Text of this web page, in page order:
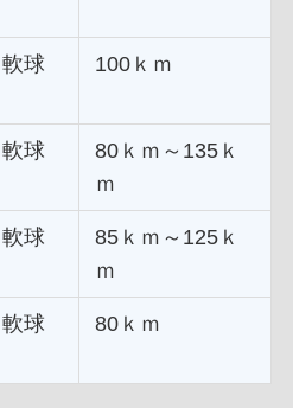
軟球 100ｋｍ
軟球
80ｋｍ～135ｋ
ｍ
軟球
85ｋｍ～125ｋ
ｍ
軟球 80ｋｍ